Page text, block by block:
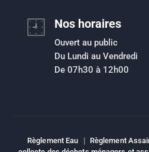
Nos horaires
Ouvert au public
Du Lundi au Vendredi
De 07h30 à 12h00
Règlement Eau | Règlement